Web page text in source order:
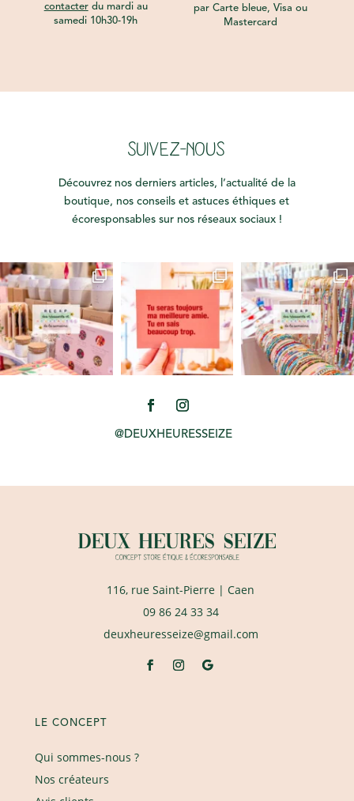
contacterdu mardi au
samedi 10h30-19h
par Carte bleue, Visa ou
Mastercard
SUIVEZ-NOUS
Découvrez nos derniers articles, l’actualité de la
boutique, nos conseils et astuces éthiques et
écoresponsables sur nos réseaux sociaux !
@DEUXHEURESSEIZE
116, rue Saint-Pierre | Caen
09 86 24 33 34
deuxheuresseize@gmail.com
LE CONCEPT
Qui sommes-nous ?
Nos créateurs